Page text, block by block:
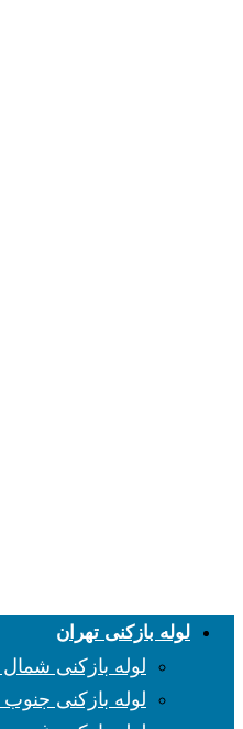
لوله بازکنی تهران
لوله بازکنی شمال
لوله بازکنی جنوب